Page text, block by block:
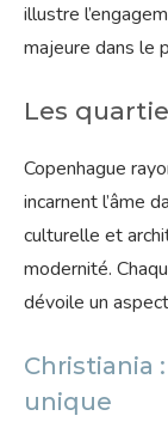
illustre
majeure dans le
Les
Copenhague
incarnent l’âme
culturelle et
modernité.
dévoile un
Christiania
unique